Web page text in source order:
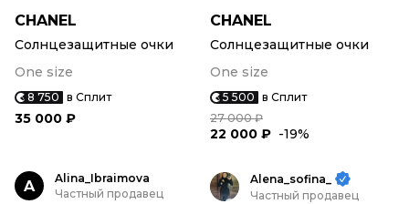
CHANEL
Солнцезащитные очки
One size
8 750 в Сплит
35 000 ₽
CHANEL
Солнцезащитные очки
One size
5 500 в Сплит
27 000 ₽
22 000 ₽ -19%
A
Alina_Ibraimova
Частный продавец
Alena_sofina_
Частный продавец